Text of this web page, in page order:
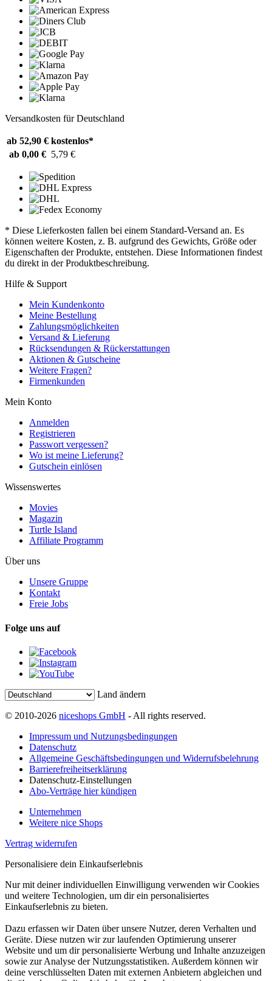
Versandkosten für Deutschland
ab 52,90 € kostenlos*
ab 0,00 € 5,79 €
* Diese Lieferkosten fallen bei einem Standard-Versand an. Es
können weitere Kosten, z. B. aufgrund des Gewichts, Größe oder
Eigenschaften der Produkte, entstehen. Diese Informationen findest
du direkt in der Produktbeschreibung.
Hilfe & Support
Mein Kundenkonto
Meine Bestellung
Zahlungsmöglichkeiten
Versand & Lieferung
Rücksendungen & Rückerstattungen
Aktionen & Gutscheine
Weitere Fragen?
Firmenkunden
Mein Konto
Anmelden
Registrieren
Passwort vergessen?
Wo ist meine Lieferung?
Gutschein einlösen
Wissenswertes
Movies
Magazin
Turtle Island
Affiliate Programm
Über uns
Unsere Gruppe
Kontakt
Freie Jobs
Folge uns auf
Land ändern
© 2010-2026 niceshops GmbH - All rights reserved.
Impressum und Nutzungsbedingungen
Datenschutz
Allgemeine Geschäftsbedingungen und Widerrufsbelehrung
Barrierefreiheitserklärung
Datenschutz-Einstellungen
Abo-Verträge hier kündigen
Unternehmen
Weitere nice Shops
Vertrag widerrufen
Personalisiere dein Einkaufserlebnis
Nur mit deiner individuellen Einwilligung verwenden wir Cookies
und weitere Technologien, um dir ein personalisiertes
Einkaufserlebnis zu bieten.
Dazu erfassen wir Daten über unsere Nutzer, deren Verhalten und
Geräte. Diese nutzen wir zur laufenden Optimierung unserer
Website und um dir personalisierte Werbung und Inhalte anzuzeigen
sowie zur Analyse der Nutzungsstatistiken. Außerdem können wir
deine verschlüsselten Daten mit externen Anbietern abgleichen und